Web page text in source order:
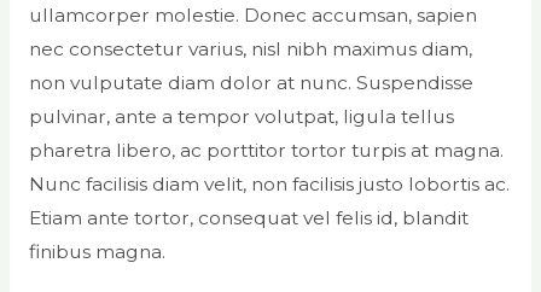
ullamcorper molestie. Donec accumsan, sapien
nec consectetur varius, nisl nibh maximus diam,
non vulputate diam dolor at nunc. Suspendisse
pulvinar, ante a tempor volutpat, ligula tellus
pharetra libero, ac porttitor tortor turpis at magna.
Nunc facilisis diam velit, non facilisis justo lobortis ac.
Etiam ante tortor, consequat vel felis id, blandit
finibus magna.